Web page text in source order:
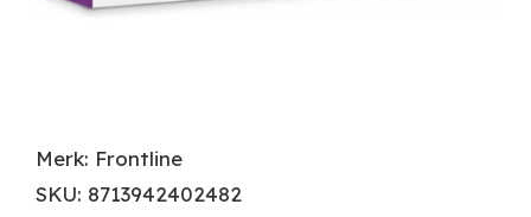
Merk: Frontline
SKU: 8713942402482